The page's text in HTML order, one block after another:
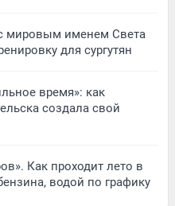
мировым именем Света
для сургутян
время»: как
создала свой
Как проходит лето в
водой по графику